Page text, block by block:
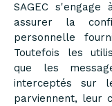
SAGEC
assurer la
personnelle
Toutefois les
que les
interceptés sur
parviennent, leur